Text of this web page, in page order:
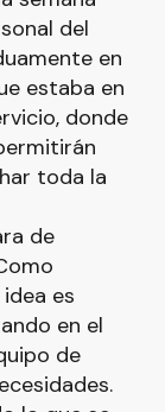
del
en
estaba en
donde
toda la
de
es
en el
de